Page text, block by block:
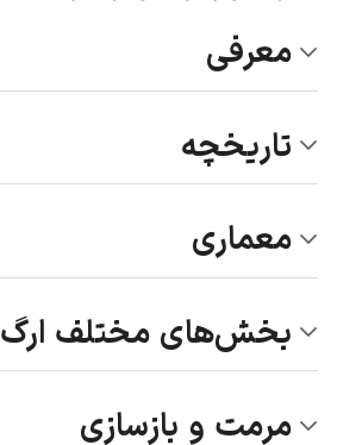
معرفی
تاریخچه
معماری
بخش‌های مختلف ارگ
مرمت و بازسازی